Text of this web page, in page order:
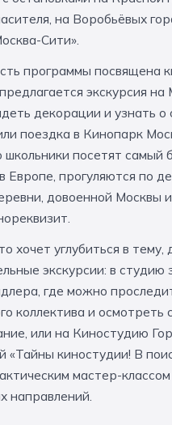
театров
и заповедники
промыслы
Мастер-классы
классы
6 класс
10 класс
Новгород Алтай
Мурманск
на Воробьёвых
Сити».
программы посвящена
экскурсия на
декорации и узнать о
поездка в Кинопарк
посетят самый
Европе, прогуляются по
довоенной Москвы
хочет углубиться в тему,
экскурсии: в студию
где можно
коллектива и осмотреть
или на Киностудию
«Тайны киностудии! В
мастер-
направлений.